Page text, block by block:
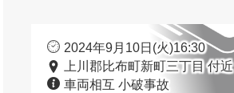
2024年9月10日(火)16:30
上川郡比布町新町三丁目 付近
車両相互 小破事故